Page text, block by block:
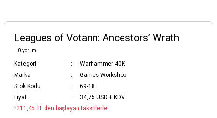
Leagues of Votann: Ancestors’ Wrath
0 yorum
Kategori
Warhammer 40K
Marka
Games Workshop
Stok Kodu
69-18
Fiyat
34,75 USD + KDV
*211,45 TL den başlayan taksitlerle!